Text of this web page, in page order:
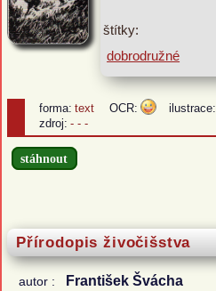
štítky:
dobrodružné
forma: text OCR: ilustrace:
zdroj: - - -
stáhnout
Přírodopis živočišstva
autor : František Švácha